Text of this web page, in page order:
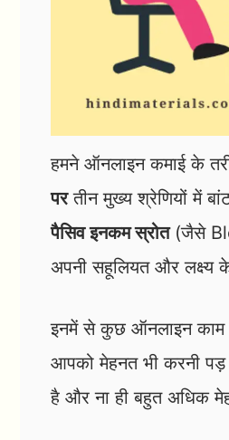
हमने ऑनलाइन कमाई के
परतीन मुख्य श्रेणियों में
पैसिव इनकम स्रोत(जैसे
अपनी सहूलियत और
इनमें से कुछ ऑनलाइन काम
आपको मेहनत भी करनी
है और ना ही बहुत अधिक